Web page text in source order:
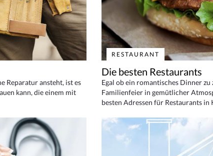
Reparatur ansteht, ist es
kann, die einem mit
RESTAURANT
Die besten Restaurants
Egal ob ein romantisches Dinner
Familienfeier in gemütlicher
besten Adressen für Restaurants in